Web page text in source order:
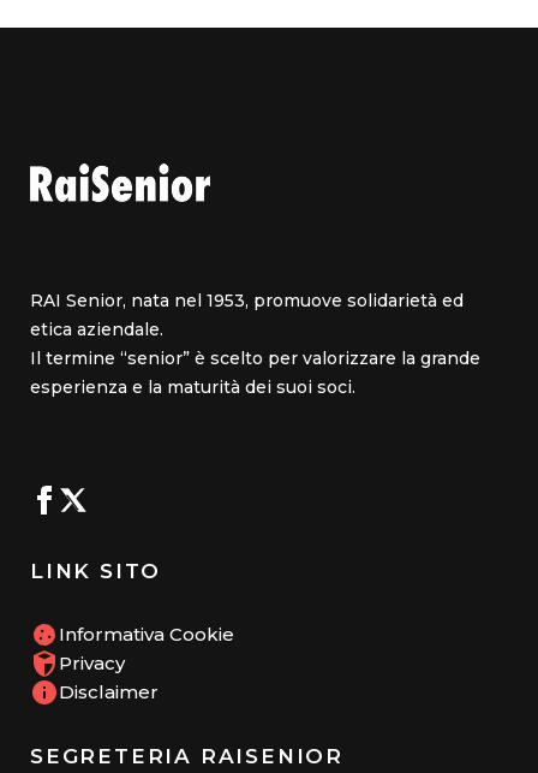
RAI Senior, nata nel 1953, promuove solidarietà ed
etica aziendale.
Il termine “senior” è scelto per valorizzare la grande
esperienza e la maturità dei suoi soci.
LINK SITO
Informativa Cookie
Privacy
Disclaimer
SEGRETERIA RAISENIOR